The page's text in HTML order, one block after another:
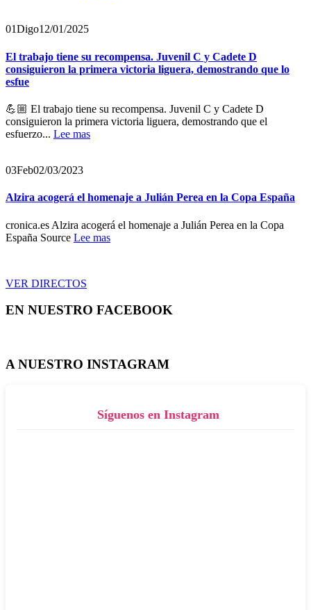
01Digo12/01/2025
El trabajo tiene su recompensa. Juvenil C y Cadete D
consiguieron la primera victoria liguera, demostrando que lo
esfue
💪🏼 El trabajo tiene su recompensa. Juvenil C y Cadete D
consiguieron la primera victoria liguera, demostrando que el
esfuerzo... Lee mas
03Feb02/03/2023
Alzira acogerá el homenaje a Julián Perea en la Copa España
cronica.es Alzira acogerá el homenaje a Julián Perea en la Copa
España Source Lee mas
VER DIRECTOS
EN NUESTRO FACEBOOK
A NUESTRO INSTAGRAM
Síguenos en Instagram